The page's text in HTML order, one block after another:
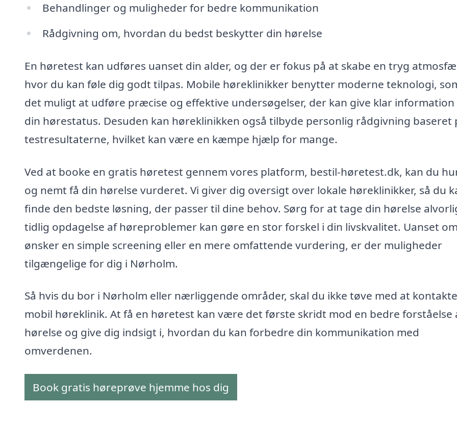
Behandlinger og muligheder for bedre kommunikation
Rådgivning om, hvordan du bedst beskytter din hørelse
En høretest kan udføres uanset din alder, og der er fokus på at skabe en tryg
hvor du kan føle dig godt tilpas. Mobile høreklinikker benytter moderne teknologi,
det muligt at udføre præcise og effektive undersøgelser, der kan give klar information
din hørestatus. Desuden kan høreklinikken også tilbyde personlig rådgivning baseret
testresultaterne, hvilket kan være en kæmpe hjælp for mange.
Ved at booke en gratis høretest gennem vores platform, bestil-høretest.dk, kan du
og nemt få din hørelse vurderet. Vi giver dig oversigt over lokale høreklinikker, så du
finde den bedste løsning, der passer til dine behov. Sørg for at tage din hørelse
tidlig opdagelse af høreproblemer kan gøre en stor forskel i din livskvalitet. Uanset
ønsker en simple screening eller en mere omfattende vurdering, er der muligheder
tilgængelige for dig i Nørholm.
Så hvis du bor i Nørholm eller nærliggende områder, skal du ikke tøve med at
mobil høreklinik. At få en høretest kan være det første skridt mod en bedre forståelse
hørelse og give dig indsigt i, hvordan du kan forbedre din kommunikation med
omverdenen.
Book gratis høreprøve hjemme hos dig